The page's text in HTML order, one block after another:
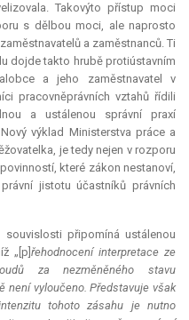
Takovýto přístup moci
s dělbou moci, ale naprosto
a zaměstnanců. Ti
dojde takto hrubě protiústavním
a jeho zaměstnavatel v
pracovněprávních vztahů řídili
a ustálenou správní praxí
výklad Ministerstva práce a
je tedy nejen v rozporu
které zákon nestanoví,
jistotu účastníků právních
připomíná ustálenou
„[p] řehodnocení interpretaceze
za nezměněného stavu
není vyloučeno. Představuje však
tohoto zásahu je nutno